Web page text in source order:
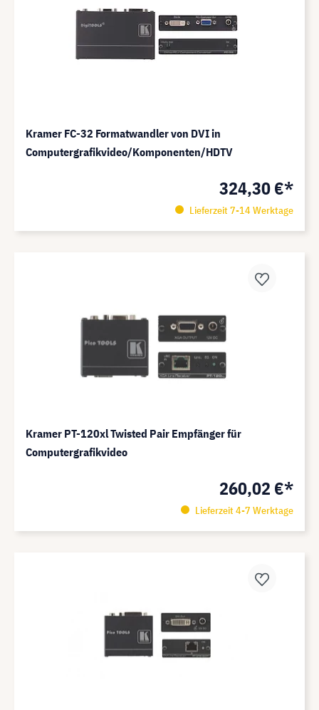
Kramer FC-32 Formatwandler von DVI in
Computergrafikvideo/Komponenten/HDTV
324,30 €*
Lieferzeit 7-14 Werktage
Kramer PT-120xl Twisted Pair Empfänger für
Computergrafikvideo
260,02 €*
Lieferzeit 4-7 Werktage